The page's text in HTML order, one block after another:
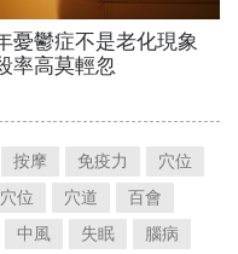
按摩 免疫力
穴位
穴位 穴道
百會
中風 失眠
腦病